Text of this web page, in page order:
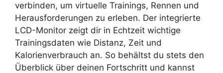
verbinden, um virtuelle Trainings, Rennen und
Herausforderungen zu erleben. Der integrierte
LCD-Monitor zeigt dir in Echtzeit wichtige
Trainingsdaten wie Distanz, Zeit und
Kalorienverbrauch an. So behältst du stets den
Überblick über deinen Fortschritt und kannst